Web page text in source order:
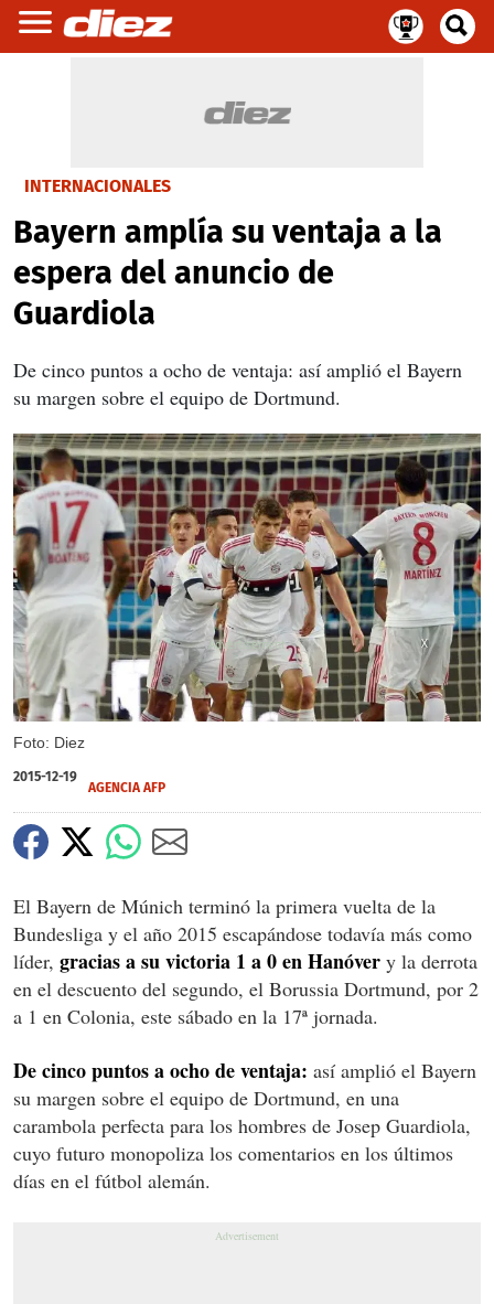
INTERNACIONALES
Bayern amplía su ventaja a la
espera del anuncio de
Guardiola
De cinco puntos a ocho de ventaja: así amplió el Bayern
su margen sobre el equipo de Dortmund.
Foto: Diez
X
2015-12-19
AGENCIA AFP
El Bayern de Múnich terminó la primera vuelta de la
Bundesliga y el año 2015 escapándose todavía más como
líder, gracias a su victoria 1 a 0 en Hanóver y la derrota
en el descuento del segundo, el Borussia Dortmund, por 2
a 1 en Colonia, este sábado en la 17ª jornada.
De cinco puntos a ocho de ventaja: así amplió el Bayern
su margen sobre el equipo de Dortmund, en una
carambola perfecta para los hombres de Josep Guardiola,
cuyo futuro monopoliza los comentarios en los últimos
días en el fútbol alemán.